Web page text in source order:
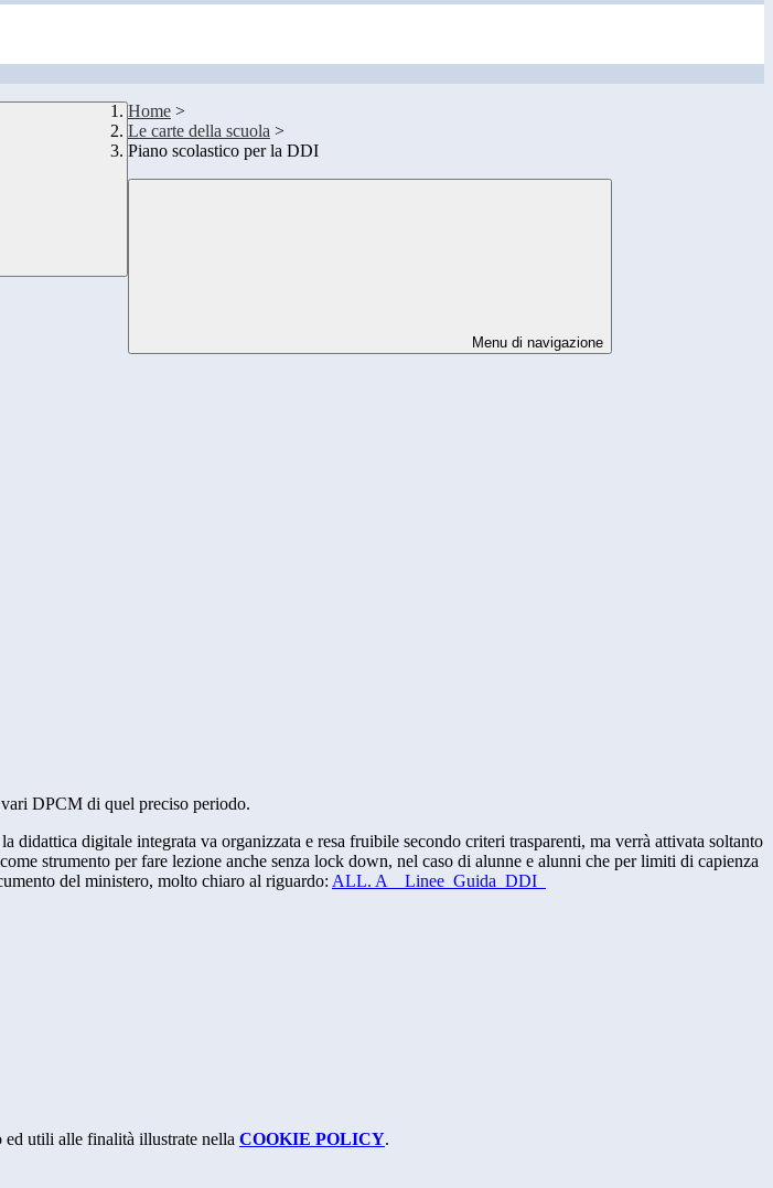
Home >
Le carte della scuola >
Piano scolastico per la DDI
Menu di navigazione
DPCM di quel preciso periodo.
digitale integrata va organizzata e resa fruibile secondo criteri trasparenti, ma verrà attivata soltanto
strumento per fare lezione anche senza lock down, nel caso di alunne e alunni che per limiti di capienza
del ministero, molto chiaro al riguardo: ALL. A _ Linee_Guida_DDI_
ed utili alle finalità illustrate nella COOKIE POLICY.